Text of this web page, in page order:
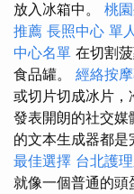
放入冰箱中。 桃
推薦 長照中心 單
中心名單 在切割
食品罐。 經絡按
或切片切成冰片，
發表開朗的社交媒
的文本生成器都是
最佳選擇 台北護
就像一個普通的